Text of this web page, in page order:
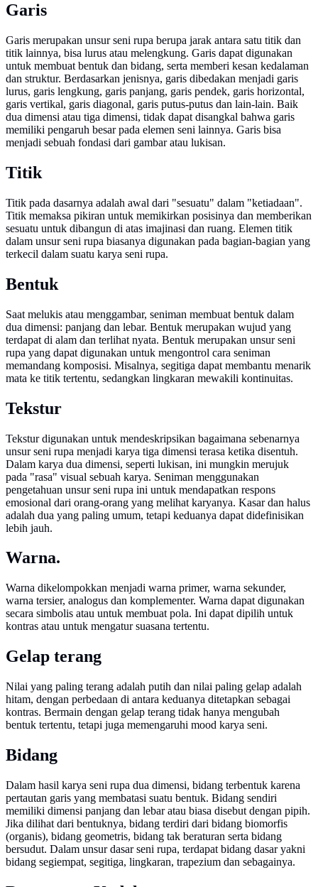
Garis
Garis merupakan unsur seni rupa berupa jarak antara satu titik dan
titik lainnya, bisa lurus atau melengkung. Garis dapat digunakan
untuk membuat bentuk dan bidang, serta memberi kesan kedalaman
dan struktur. Berdasarkan jenisnya, garis dibedakan menjadi garis
lurus, garis lengkung, garis panjang, garis pendek, garis horizontal,
garis vertikal, garis diagonal, garis putus-putus dan lain-lain. Baik
dua dimensi atau tiga dimensi, tidak dapat disangkal bahwa garis
memiliki pengaruh besar pada elemen seni lainnya. Garis bisa
menjadi sebuah fondasi dari gambar atau lukisan.
Titik
Titik pada dasarnya adalah awal dari "sesuatu" dalam "ketiadaan".
Titik memaksa pikiran untuk memikirkan posisinya dan memberikan
sesuatu untuk dibangun di atas imajinasi dan ruang. Elemen titik
dalam unsur seni rupa biasanya digunakan pada bagian-bagian yang
terkecil dalam suatu karya seni rupa.
Bentuk
Saat melukis atau menggambar, seniman membuat bentuk dalam
dua dimensi: panjang dan lebar. Bentuk merupakan wujud yang
terdapat di alam dan terlihat nyata. Bentuk merupakan unsur seni
rupa yang dapat digunakan untuk mengontrol cara seniman
memandang komposisi. Misalnya, segitiga dapat membantu menarik
mata ke titik tertentu, sedangkan lingkaran mewakili kontinuitas.
Tekstur
Tekstur digunakan untuk mendeskripsikan bagaimana sebenarnya
unsur seni rupa menjadi karya tiga dimensi terasa ketika disentuh.
Dalam karya dua dimensi, seperti lukisan, ini mungkin merujuk
pada "rasa" visual sebuah karya. Seniman menggunakan
pengetahuan unsur seni rupa ini untuk mendapatkan respons
emosional dari orang-orang yang melihat karyanya. Kasar dan halus
adalah dua yang paling umum, tetapi keduanya dapat didefinisikan
lebih jauh.
Warna.
Warna dikelompokkan menjadi warna primer, warna sekunder,
warna tersier, analogus dan komplementer. Warna dapat digunakan
secara simbolis atau untuk membuat pola. Ini dapat dipilih untuk
kontras atau untuk mengatur suasana tertentu.
Gelap terang
Nilai yang paling terang adalah putih dan nilai paling gelap adalah
hitam, dengan perbedaan di antara keduanya ditetapkan sebagai
kontras. Bermain dengan gelap terang tidak hanya mengubah
bentuk tertentu, tetapi juga memengaruhi mood karya seni.
Bidang
Dalam hasil karya seni rupa dua dimensi, bidang terbentuk karena
pertautan garis yang membatasi suatu bentuk. Bidang sendiri
memiliki dimensi panjang dan lebar atau biasa disebut dengan pipih.
Jika dilihat dari bentuknya, bidang terdiri dari bidang biomorfis
(organis), bidang geometris, bidang tak beraturan serta bidang
bersudut. Dalam unsur dasar seni rupa, terdapat bidang dasar yakni
bidang segiempat, segitiga, lingkaran, trapezium dan sebagainya.